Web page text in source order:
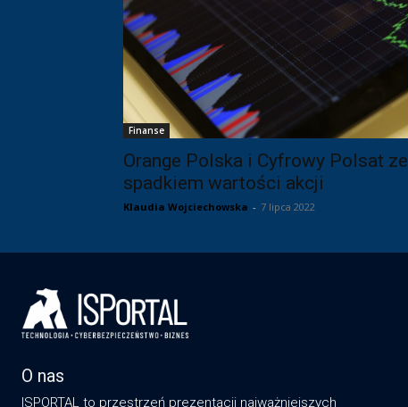
Finanse
Orange Polska i Cyfrowy Polsat ze
spadkiem wartości akcji
Klaudia Wojciechowska - 7 lipca 2022
O nas
ISPORTAL to przestrzeń prezentacji najważniejszych